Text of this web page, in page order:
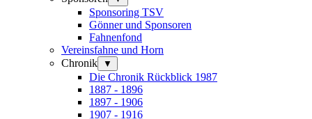
Sponsoring TSV
Gönner und Sponsoren
Fahnenfond
Vereinsfahne und Horn
Chronik
▼
Die Chronik Rückblick 1987
1887 - 1896
1897 - 1906
1907 - 1916